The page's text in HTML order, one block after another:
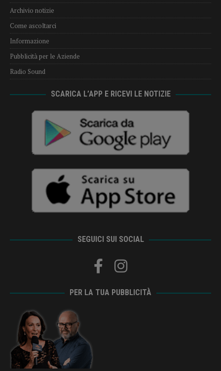
Archivio notizie
Come ascoltarci
Informazione
Pubblicità per le Aziende
Radio Sound
SCARICA L’APP E RICEVI LE NOTIZIE
SEGUICI SUI SOCIAL
PER LA TUA PUBBLICITÀ